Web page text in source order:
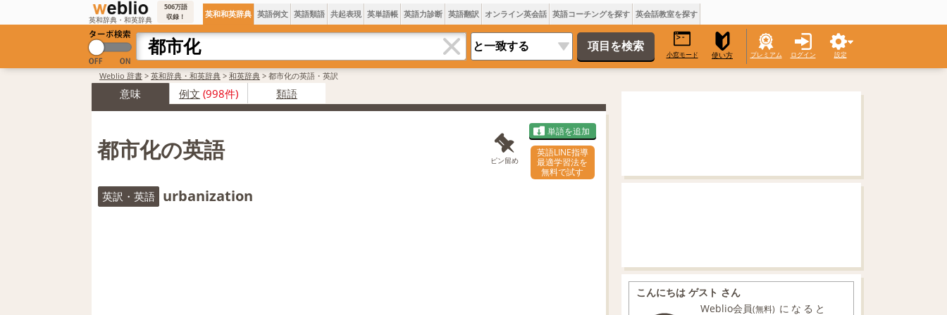
英和辞典・和英辞典
506万語
収録！
英和和英辞典 英語例文 英語類語 共起表現 英単語帳 英語力診断 英語翻訳 オンライン英会話 英語コーチングを探す 英会話教室を探す
小窓モード 使い方 プレミアム ログイン 設定
Weblio 辞書 > 英和辞典・和英辞典 > 和英辞典 > 都市化の英語・英訳
意味 例文 (998件) 類語
都市化の英語 ピン留め
単語を追加
英語LINE指導
最適学習法を
無料で試す
英訳・英語 urbanization
こんにちは ゲスト さん
Weblio会員(無料) になると